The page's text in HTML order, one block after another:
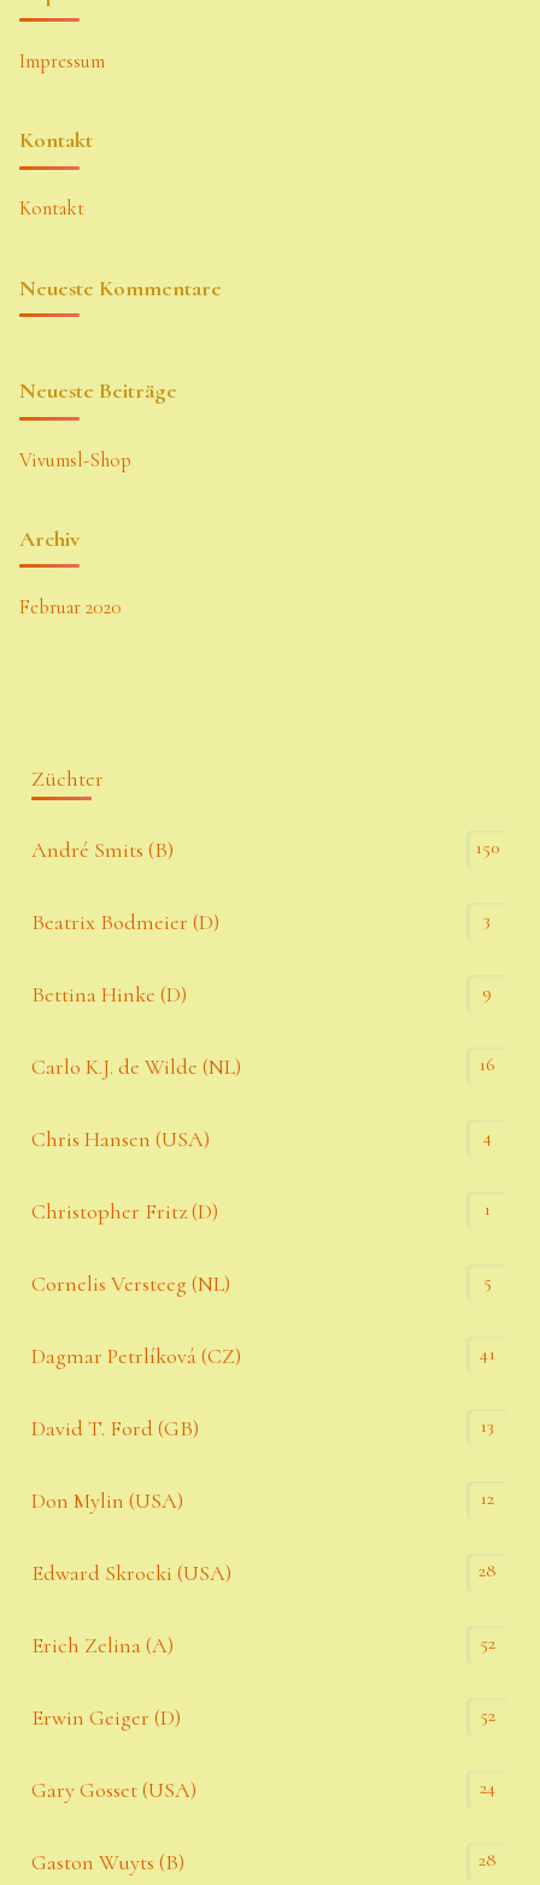
Impressum
Kontakt
Kontakt
Neueste Kommentare
Neueste Beiträge
Vivumsl-Shop
Archiv
Februar 2020
Züchter
André Smits (B) 150
Beatrix Bodmeier (D) 3
Bettina Hinke (D) 9
Carlo K.J. de Wilde (NL) 16
Chris Hansen (USA) 4
Christopher Fritz (D) 1
Cornelis Versteeg (NL) 5
Dagmar Petrlíková (CZ) 41
David T. Ford (GB) 13
Don Mylin (USA) 12
Edward Skrocki (USA) 28
Erich Zelina (A) 52
Erwin Geiger (D) 52
Gary Gosset (USA) 24
Gaston Wuyts (B) 28